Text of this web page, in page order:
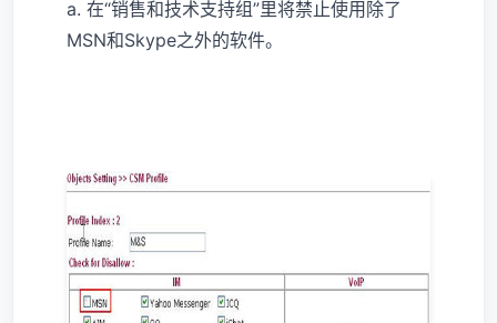
a. 在“销售和技术支持组”里将禁止使用除了
MSN和Skype之外的软件。